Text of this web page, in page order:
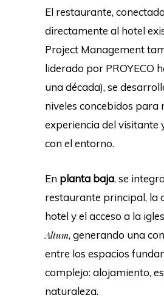
El restaurante, conectado
directamente al hotel
Project Management
liderado por PROYECO
una década), se
niveles concebidos para
experiencia del visitante
con el entorno.
En planta baja, se
restaurante principal, la
hotel y el acceso a la
Altum, generando una
entre los espacios
complejo: alojamiento,
naturaleza.